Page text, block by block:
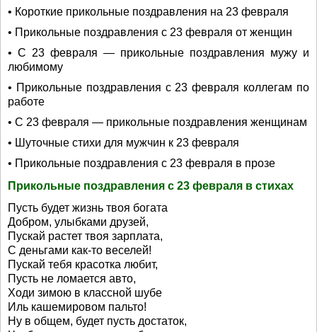
• Короткие прикольные поздравления на 23 февраля
• Прикольные поздравления с 23 февраля от женщин
• С 23 февраля — прикольные поздравления мужу и
любимому
• Прикольные поздравления с 23 февраля коллегам по
работе
• С 23 февраля — прикольные поздравления женщинам
• Шуточные стихи для мужчин к 23 февраля
• Прикольные поздравления с 23 февраля в прозе
Прикольные поздравления с 23 февраля в стихах
Пусть будет жизнь твоя богата
Добром, улыбками друзей,
Пускай растет твоя зарплата,
С деньгами как-то веселей!
Пускай тебя красотка любит,
Пусть не ломается авто,
Ходи зимою в классной шубе
Иль кашемировом пальто!
Ну в общем, будет пусть достаток,